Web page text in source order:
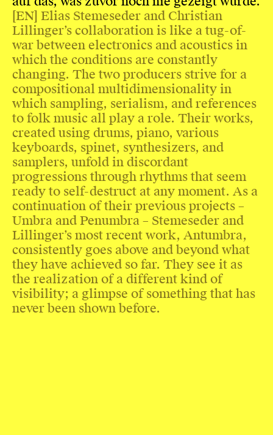
[EN] Elias Stemeseder and Christian
Lillinger’s collaboration is like a tug-of-
war between electronics and acoustics in
which the conditions are constantly
changing. The two producers strive for a
compositional multidimensionality in
which sampling, serialism, and references
to folk music all play a role. Their works,
created using drums, piano, various
keyboards, spinet, synthesizers, and
samplers, unfold in discordant
progressions through rhythms that seem
ready to self-destruct at any moment. As a
continuation of their previous projects –
Umbra and Penumbra – Stemeseder and
Lillinger’s most recent work, Antumbra,
consistently goes above and beyond what
they have achieved so far. They see it as
the realization of a different kind of
visibility; a glimpse of something that has
never been shown before.